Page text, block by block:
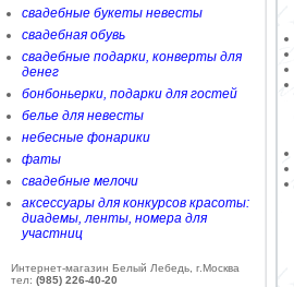
свадебные букеты невесты
свадебная обувь
свадебные подарки, конверты для
денег
бонбоньерки, подарки для гостей
белье для невесты
небесные фонарики
фаты
свадебные мелочи
аксессуары для конкурсов красоты:
диадемы, ленты, номера для
участниц
Интернет-магазин Белый Лебедь, г.Москва
тел: (985) 226-40-20